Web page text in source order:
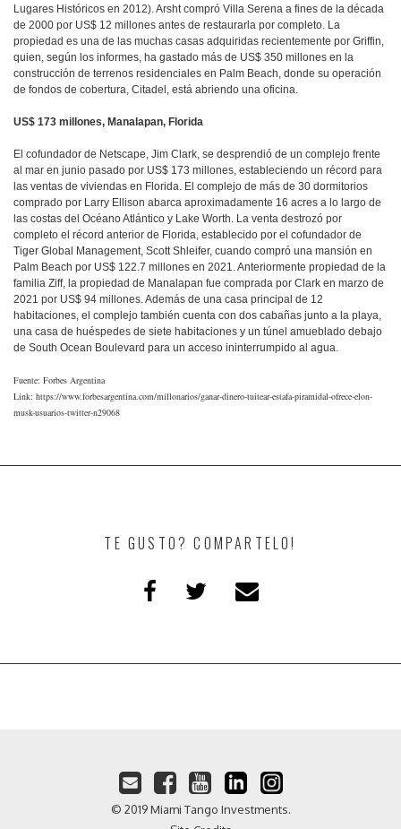
Lugares Históricos en 2012). Arsht compró Villa Serena a fines de la década
de 2000 por US$ 12 millones antes de restaurarla por completo. La
propiedad es una de las muchas casas adquiridas recientemente por Griffin,
quien, según los informes, ha gastado más de US$ 350 millones en la
construcción de terrenos residenciales en Palm Beach, donde su operación
de fondos de cobertura, Citadel, está abriendo una oficina.
US$ 173 millones, Manalapan, Florida
El cofundador de Netscape, Jim Clark, se desprendió de un complejo frente
al mar en junio pasado por US$ 173 millones, estableciendo un récord para
las ventas de viviendas en Florida. El complejo de más de 30 dormitorios
comprado por Larry Ellison abarca aproximadamente 16 acres a lo largo de
las costas del Océano Atlántico y Lake Worth. La venta destrozó por
completo el récord anterior de Florida, establecido por el cofundador de
Tiger Global Management, Scott Shleifer, cuando compró una mansión en
Palm Beach por US$ 122.7 millones en 2021. Anteriormente propiedad de la
familia Ziff, la propiedad de Manalapan fue comprada por Clark en marzo de
2021 por US$ 94 millones. Además de una casa principal de 12
habitaciones, el complejo también cuenta con dos cabañas junto a la playa,
una casa de huéspedes de siete habitaciones y un túnel amueblado debajo
de South Ocean Boulevard para un acceso ininterrumpido al agua.
Fuente: Forbes Argentina
Link: https://www.forbesargentina.com/millonarios/ganar-dinero-tuitear-estafa-piramidal-ofrece-elon-
musk-usuarios-twitter-n29068
TE GUSTO? COMPARTELO!
© 2019 Miami Tango Investments.